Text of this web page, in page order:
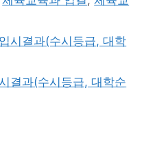
시결과(수시등급, 대학
결과(수시등급, 대학순